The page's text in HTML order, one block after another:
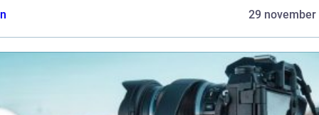
29 november